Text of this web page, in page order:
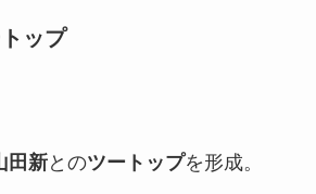
ップ
田新とのツートップを形成。